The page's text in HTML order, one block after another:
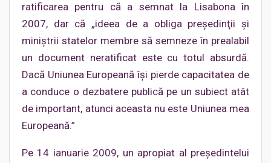
ratificarea pentru că a semnat la Lisabona în
2007, dar că „ideea de a obliga preşedinţii şi
miniştrii statelor membre să semneze în prealabil
un document neratificat este cu totul absurdă.
Dacă Uniunea Europeană îşi pierde capacitatea de
a conduce o dezbatere publică pe un subiect atât
de important, atunci aceasta nu este Uniunea mea
Europeană.”
Pe 14 ianuarie 2009, un apropiat al preşedintelui